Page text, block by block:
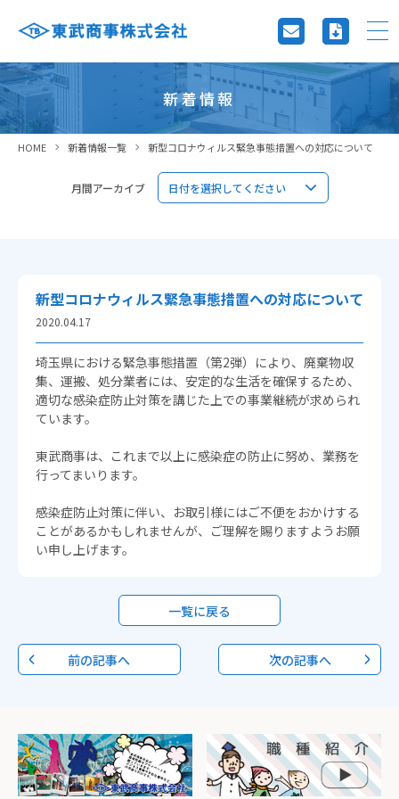
新着情報
HOME 新着情報一覧 新型コロナウィルス緊急事態措置への対応について
月間アーカイブ
新型コロナウィルス緊急事態措置への対応について
2020.04.17
埼玉県における緊急事態措置（第2弾）により、廃棄物収
集、運搬、処分業者には、安定的な生活を確保するため、
適切な感染症防止対策を講じた上での事業継続が求められ
ています。
東武商事は、これまで以上に感染症の防止に努め、業務を
行ってまいります。
感染症防止対策に伴い、お取引様にはご不便をおかけする
ことがあるかもしれませんが、ご理解を賜りますようお願
い申し上げます。
一覧に戻る
前の記事へ 次の記事へ